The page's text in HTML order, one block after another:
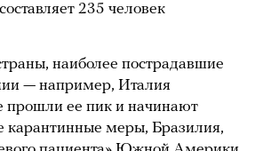
235 человек
наиболее пострадавшие
— например, Италия
ее пик и начинают
карантинные меры, Бразилия,